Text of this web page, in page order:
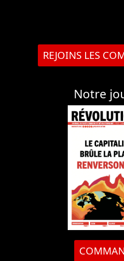
REJOINS LES
Notre